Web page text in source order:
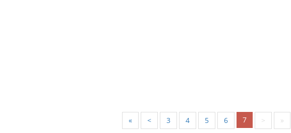
« < 3 4 5 6 7 > »